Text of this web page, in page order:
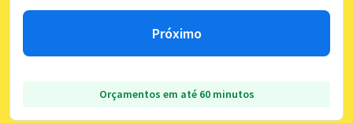
Próximo
Orçamentos em até 60 minutos